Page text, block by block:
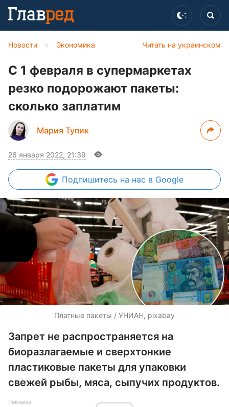
Читать на украинском
Новости › Экономика
С 1 февраля в супермаркетах
резко подорожают пакеты:
сколько заплатим
Мария Тупик
26 января 2022, 21:39
Подпишитесь на нас в Google
Платные пакеты / УНИАН, pixabay
Запрет не распространяется на
биоразлагаемые и сверхтонкие
пластиковые пакеты для упаковки
свежей рыбы, мяса, сыпучих продуктов.
Реклама